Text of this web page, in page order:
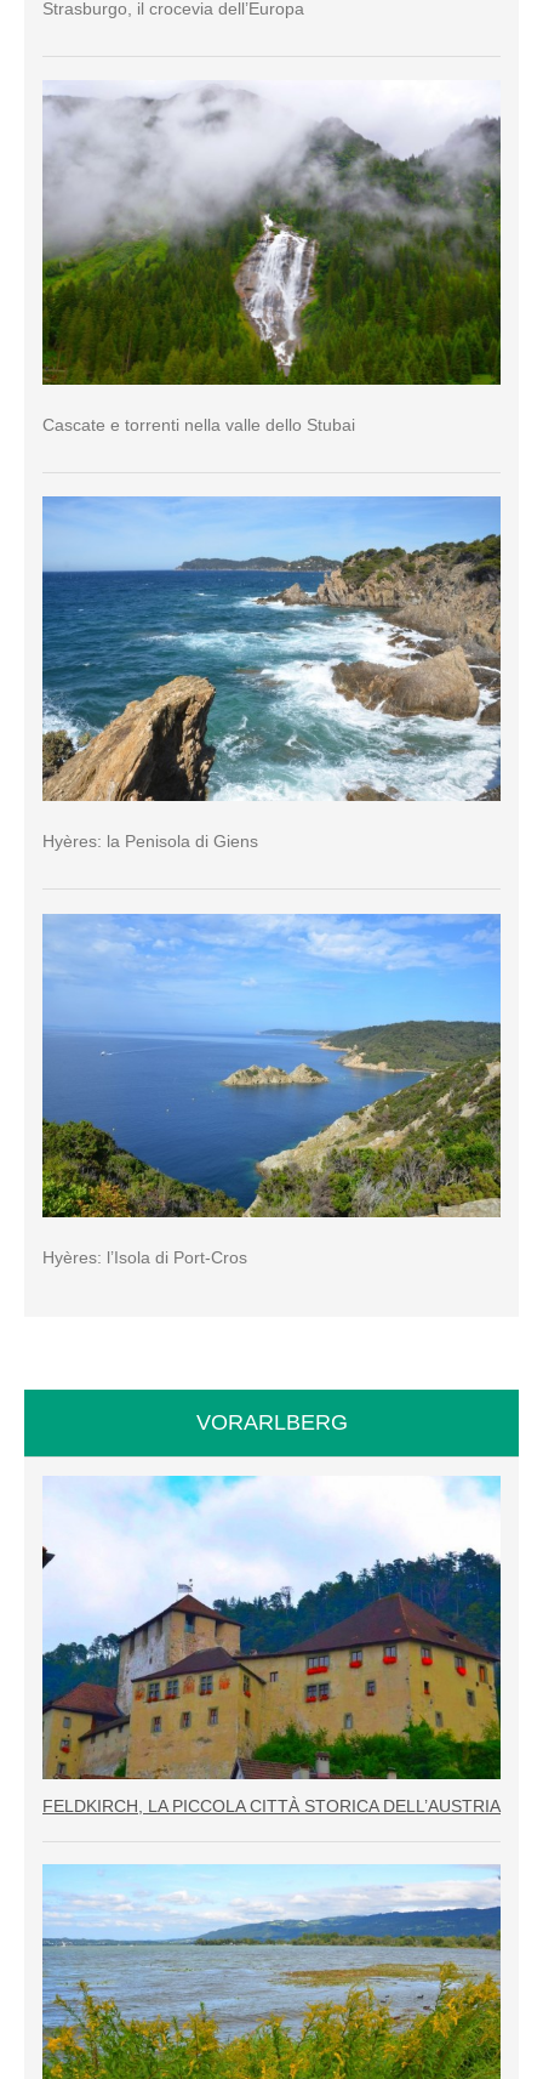
Strasburgo, il crocevia dell’Europa
Cascate e torrenti nella valle dello Stubai
Hyères: la Penisola di Giens
Hyères: l’Isola di Port-Cros
VORARLBERG
FELDKIRCH, LA PICCOLA CITTÀ STORICA DELL’AUSTRIA